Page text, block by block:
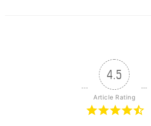
4.5
Article Rating